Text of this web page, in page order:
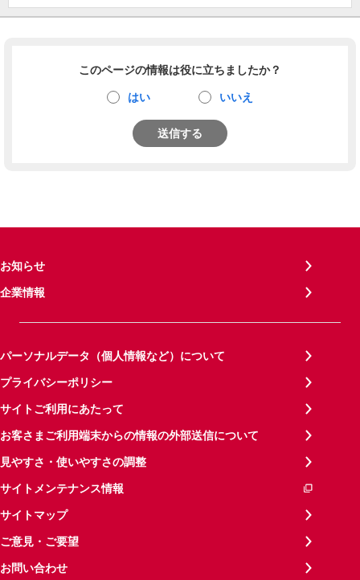
このページの情報は役に立ちましたか？
はい いいえ
送信する
お知らせ
企業情報
パーソナルデータ（個人情報など）について
プライバシーポリシー
サイトご利用にあたって
お客さまご利用端末からの情報の外部送信について
見やすさ・使いやすさの調整
サイトメンテナンス情報
サイトマップ
ご意見・ご要望
お問い合わせ